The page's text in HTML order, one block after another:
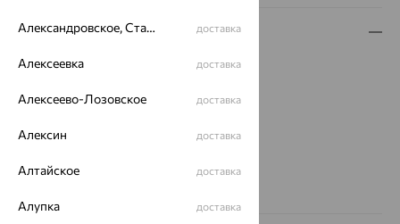
Описание
Вид изделия:
Металл:Золото
Цвет металла:
Страна происхождения:
РОССИЯ
Александровское, Ставропольский край доставка
Алексеевка доставка
Алексеево-Лозовское доставка
Алексин доставка
Алтайское доставка
Алупка доставка